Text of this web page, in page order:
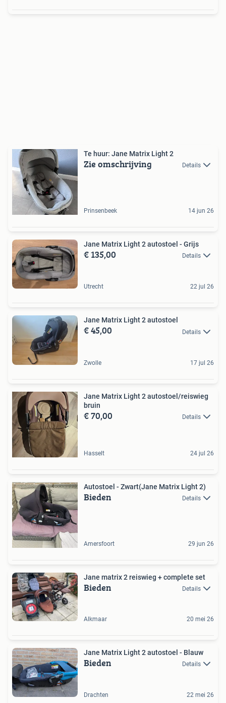
Te huur: Jane Matrix Light 2
Zie omschrijving Details
Prinsenbeek 14 jun 26
Jane Matrix Light 2 autostoel - Grijs
€ 135,00 Details
Utrecht 22 jul 26
Jane Matrix Light 2 autostoel
€ 45,00 Details
Zwolle 17 jul 26
Jane Matrix Light 2 autostoel/reiswieg
bruin
€ 70,00 Details
Hasselt 24 jul 26
Autostoel - Zwart(Jane Matrix Light 2)
Bieden Details
Amersfoort 29 jun 26
Jane matrix 2 reiswieg + complete set
Bieden Details
Alkmaar 20 mei 26
Jane Matrix Light 2 autostoel - Blauw
Bieden Details
Drachten 22 mei 26